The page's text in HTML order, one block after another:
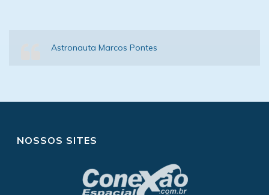
Astronauta Marcos Pontes
NOSSOS SITES